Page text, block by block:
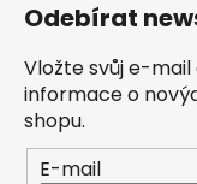
Odebírat
Vložte svůj e-
informace o
shopu.
E-mail